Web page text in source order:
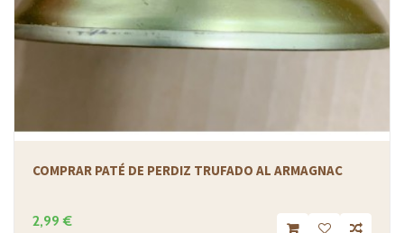
COMPRAR PATÉ DE PERDIZ TRUFADO AL ARMAGNAC
2,99 €